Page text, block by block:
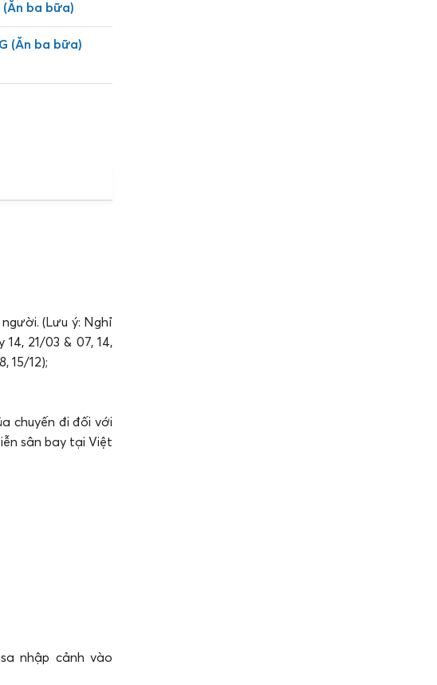
(Ăn ba bữa)
(Ăn ba bữa)
(Lưu ý: Nghỉ
21/03 & 07, 14,
15/12);
chuyến đi đối với
sân bay tại Việt
nhập cảnh vào